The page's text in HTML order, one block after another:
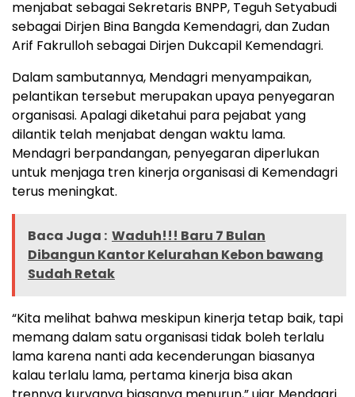
menjabat sebagai Sekretaris BNPP, Teguh Setyabudi
sebagai Dirjen Bina Bangda Kemendagri, dan Zudan
Arif Fakrulloh sebagai Dirjen Dukcapil Kemendagri.
Dalam sambutannya, Mendagri menyampaikan,
pelantikan tersebut merupakan upaya penyegaran
organisasi. Apalagi diketahui para pejabat yang
dilantik telah menjabat dengan waktu lama.
Mendagri berpandangan, penyegaran diperlukan
untuk menjaga tren kinerja organisasi di Kemendagri
terus meningkat.
Baca Juga : Waduh!!! Baru 7 Bulan
Dibangun Kantor Kelurahan Kebon bawang
Sudah Retak
“Kita melihat bahwa meskipun kinerja tetap baik, tapi
memang dalam satu organisasi tidak boleh terlalu
lama karena nanti ada kecenderungan biasanya
kalau terlalu lama, pertama kinerja bisa akan